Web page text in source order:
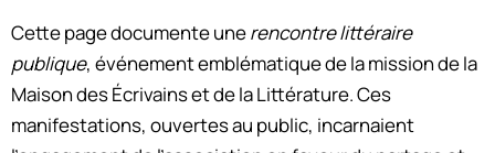
Cette page documente unerencontre littéraire
publique, événement emblématique de la mission de la
Maison des Écrivains et de la Littérature. Ces
manifestations, ouvertes au public, incarnaient